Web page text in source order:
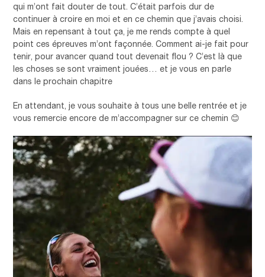
qui m’ont fait douter de tout. C’était parfois dur de
continuer à croire en moi et en ce chemin que j’avais choisi.
Mais en repensant à tout ça, je me rends compte à quel
point ces épreuves m’ont façonnée. Comment ai-je fait pour
tenir, pour avancer quand tout devenait flou ? C’est là que
les choses se sont vraiment jouées… et je vous en parle
dans le prochain chapitre
En attendant, je vous souhaite à tous une belle rentrée et je
vous remercie encore de m’accompagner sur ce chemin 😊